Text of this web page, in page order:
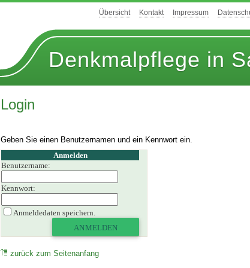
Übersicht Kontakt Impressum
Denkmalpflege in
Login
Geben Sie einen Benutzernamen und ein Kennwort ein.
Anmelden
Benutzername:
Kennwort:
Anmeldedaten speichern.
ANMELDEN
zurück zum Seitenanfang